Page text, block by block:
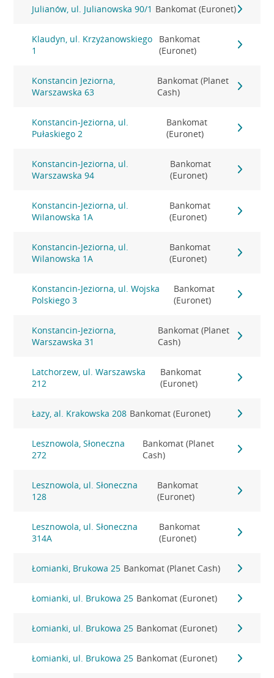
Julianów, ul. Julianowska 90/1 Bankomat (Euronet)
Klaudyn, ul. Krzyżanowskiego
1
Bankomat
(Euronet)
Konstancin Jeziorna,
Warszawska 63
Bankomat (Planet
Cash)
Konstancin-Jeziorna, ul.
Pułaskiego 2
Bankomat
(Euronet)
Konstancin-Jeziorna, ul.
Warszawska 94
Bankomat
(Euronet)
Konstancin-Jeziorna, ul.
Wilanowska 1A
Bankomat
(Euronet)
Konstancin-Jeziorna, ul.
Wilanowska 1A
Bankomat
(Euronet)
Konstancin-Jeziorna, ul. Wojska
Polskiego 3
Bankomat
(Euronet)
Konstancin-Jeziorna,
Warszawska 31
Bankomat (Planet
Cash)
Latchorzew, ul. Warszawska
212
Bankomat
(Euronet)
Łazy, al. Krakowska 208 Bankomat (Euronet)
Lesznowola, Słoneczna
272
Bankomat (Planet
Cash)
Lesznowola, ul. Słoneczna
128
Bankomat
(Euronet)
Lesznowola, ul. Słoneczna
314A
Bankomat
(Euronet)
Łomianki, Brukowa 25 Bankomat (Planet Cash)
Łomianki, ul. Brukowa 25 Bankomat (Euronet)
Łomianki, ul. Brukowa 25 Bankomat (Euronet)
Łomianki, ul. Brukowa 25 Bankomat (Euronet)